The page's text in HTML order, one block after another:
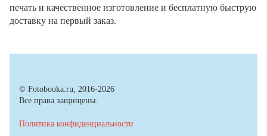
печать и качественное изготовление и бесплатную быструю
доставку на первый заказ.
© Fotobooka.ru, 2016-2026
Все права защищены.
Политика конфиденциальности